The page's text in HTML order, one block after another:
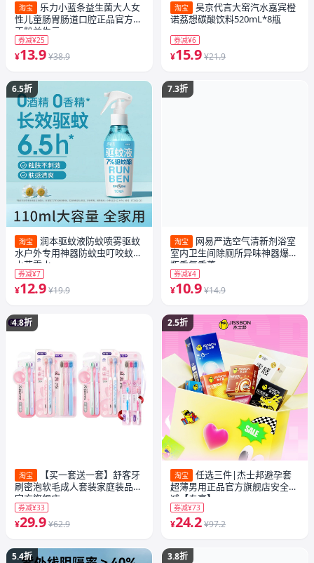
淘宝
乐力小蓝条益生菌大人女
性儿童肠胃肠道口腔正品官方冻
干粉益生元
券减¥25
¥13.9 ¥38.9
6.5折
淘宝
润本驱蚊液防蚊喷雾驱蚊
水户外专用神器防蚊虫叮咬蚊怕
水花露水
券减¥7
¥12.9 ¥19.9
4.8折
淘宝
【买一套送一套】舒客牙
刷密泡软毛成人套装家庭装品牌
官方旗舰店
券减¥33
¥29.9 ¥62.9
5.4折
淘宝
吴京代言大窑汽水嘉宾橙
诺荔想碳酸饮料520mL*8瓶
券减¥6
¥15.9 ¥21.9
7.3折
淘宝
网易严选空气清新剂浴室
室内卫生间除厕所异味神器爆香
瓶香氛香薰
券减¥4
¥10.9 ¥14.9
2.5折
淘宝
任选三件|杰士邦避孕套
超薄男用正品官方旗舰店安全套
减【专享】
券减¥73
¥24.2 ¥97.2
3.8折